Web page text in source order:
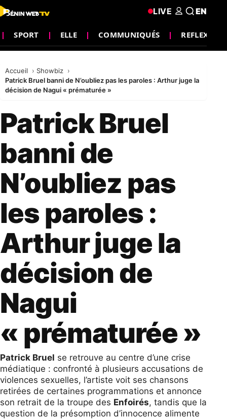
SPORT ELLE COMMUNIQUÉS REFLEXION
LIVE EN
Accueil
Showbiz
Patrick Bruel banni de N’oubliez pas les paroles : Arthur juge la
décision de Nagui « prématurée »
Patrick Bruel
banni de
N’oubliez pas
les paroles :
Arthur juge la
décision de
Nagui
« prématurée »
Patrick Bruel se retrouve au centre d’une crise
médiatique : confronté à plusieurs accusations de
violences sexuelles, l’artiste voit ses chansons
retirées de certaines programmations et annonce
son retrait de la troupe des Enfoirés, tandis que la
question de la présomption d’innocence alimente